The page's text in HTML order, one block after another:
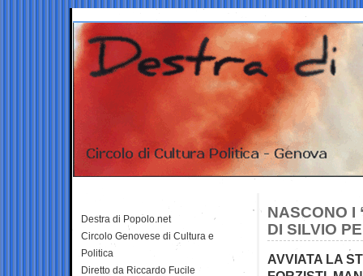
NASCONO I
DI SILVIO
AVVIATA LA
Destra di Popolo.net
Circolo Genovese di Cultura e
Politica
Diretto da Riccardo Fucile